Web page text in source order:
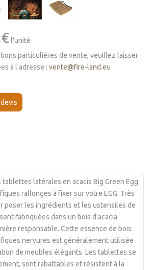
l'unité
particulières de vente, veuillez laisser
à l'adresse : vente@fire-land.eu
latérales en acacia Big Green Egg
rallonges à fixer sur votre EGG. Très
poser les ingrédients et les ustensiles de
fabriquées dans un bois d'acacia
responsable. Cette essence de bois
nervures est généralement utilisée
de meubles élégants. Les tablettes se
sont rabattables et résistent à la